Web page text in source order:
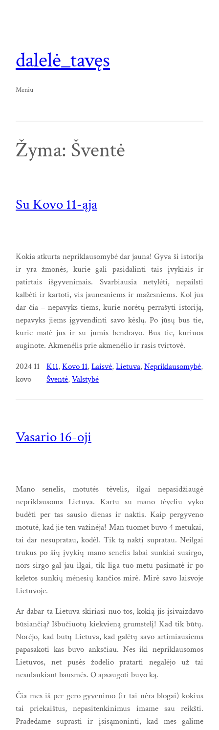
dalelė_tavęs
Meniu
Žyma: Šventė
Su Kovo 11-ąja
Kokia atkurta nepriklausomybė dar jauna! Gyva ši istorija
ir yra žmonės, kurie gali pasidalinti tais įvykiais ir
patirtais išgyvenimais. Svarbiausia netylėti, nepailsti
kalbėti ir kartoti, vis jaunesniems ir mažesniems. Kol jūs
dar čia – nepavyks tiems, kurie norėtų perrašyti istoriją,
nepavyks jiems įgyvendinti savo kėslų. Po jūsų bus tie,
kurie matė jus ir su jumis bendravo. Bus tie, kuriuos
auginote. Akmenėlis prie akmenėlio ir rasis tvirtovė.
2024 11
kovo
K11, Kovo 11, Laisvė, Lietuva, Nepriklausomybė
Šventė, Valstybė
Vasario 16-oji
Mano senelis, motutės tėvelis, ilgai nepasidžiaugė
nepriklausoma Lietuva. Kartu su mano tėveliu vyko
budėti per tas sausio dienas ir naktis. Kaip pergyveno
motutė, kad jie ten važinėja! Man tuomet buvo 4 metukai,
tai dar nesupratau, kodėl. Tik tą naktį supratau. Neilgai
trukus po šių įvykių mano senelis labai sunkiai susirgo,
nors sirgo gal jau ilgai, tik liga tuo metu pasimatė ir po
keletos sunkių mėnesių kančios mirė. Mirė savo laisvoje
Lietuvoje.
Ar dabar ta Lietuva skiriasi nuo tos, kokią jis įsivaizdavo
būsiančią? Išbučiuotų kiekvieną grumstelį! Kad tik būtų.
Norėjo, kad būtų Lietuva, kad galėtų savo artimiausiems
papasakoti kas buvo anksčiau. Nes iki nepriklausomos
Lietuvos, net pusės žodelio pratarti negalėjo už tai
nesulaukiant bausmės. O apsaugoti buvo ką.
Čia mes iš per gero gyvenimo (ir tai nėra blogai) kokius
tai priekaištus, nepasitenkinimus imame sau reikšti.
Pradedame suprasti ir įsisąmoninti, kad mes galime